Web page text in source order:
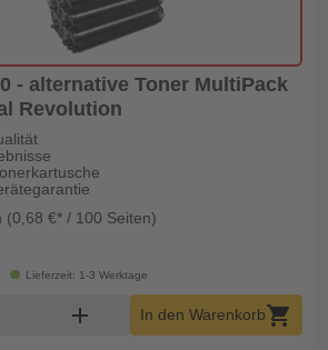
- alternative Toner MultiPack
Revolution
(0,68 €* / 100 Seiten)
Lieferzeit: 1-3 Werktage
Warenkorb Menge
add In den Warenkorbshopping_cart